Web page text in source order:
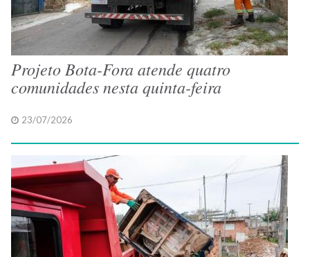
Projeto Bota-Fora atende quatro
comunidades nesta quinta-feira
23/07/2026